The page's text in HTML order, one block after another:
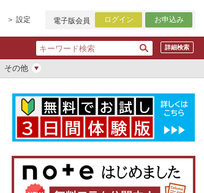
設定 電子版会員 ログイン お申込み
詳細検索
その他